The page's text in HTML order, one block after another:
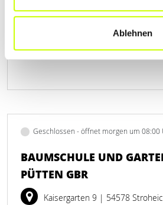
Ablehnen
Geschlossen - öffnet morgen um 08:00
BAUMSCHULE UND
PÜTTEN GBR
Kaisergarten 9 | 54578